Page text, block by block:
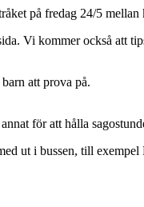
på fredag 24/5
Vi kommer också att
att prova på.
för att hålla
ut i bussen, till